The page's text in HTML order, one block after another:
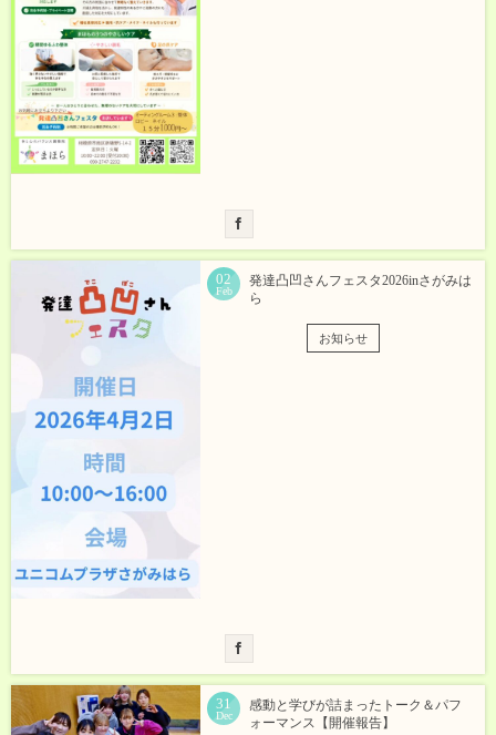
02
Feb
発達凸凹さんフェスタ2026inさがみは
ら
お知らせ
31
Dec
感動と学びが詰まったトーク＆パフ
ォーマンス【開催報告】